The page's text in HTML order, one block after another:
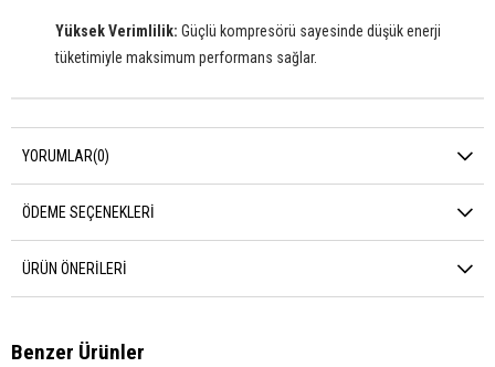
Yüksek Verimlilik: Güçlü kompresörü sayesinde düşük enerji
tüketimiyle maksimum performans sağlar.
YORUMLAR(0)
ÖDEME SEÇENEKLERI
ÜRÜN ÖNERILERI
Benzer Ürünler